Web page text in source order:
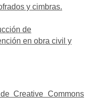
y cimbras.
de
en obra civil y
Creative Commons